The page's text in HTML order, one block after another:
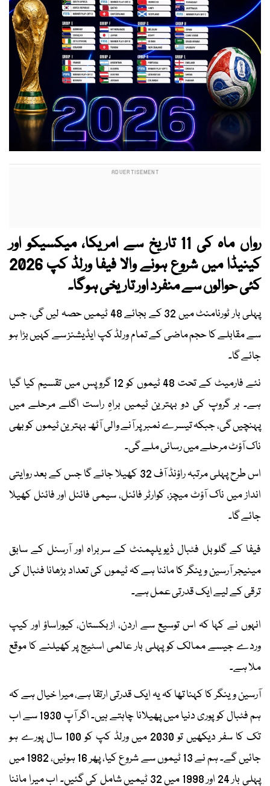
رواں ماہ کی 11 تاریخ سے امریکا، میکسیکو اور
کینیڈا میں شروع ہونے والا فیفا ورلڈ کپ 2026
کئی حوالوں سے منفرد اور تاریخی ہوگا۔
پہلی بار ٹورنامنٹ میں 32 کے بجائے 48 ٹیمیں حصہ لیں گی، جس
سے مقابلے کا حجم ماضی کے تمام ورلڈ کپ ایڈیشنز سے کہیں بڑا ہو
جائے گا۔
نئے فارمیٹ کے تحت 48 ٹیموں کو 12 گروپس میں تقسیم کیا گیا
ہے۔ ہر گروپ کی دو بہترین ٹیمیں براہِ راست اگلے مرحلے میں
پہنچیں گی، جبکہ تیسرے نمبر پر آنے والی آٹھ بہترین ٹیموں کو بھی
ناک آؤٹ مرحلے میں رسائی ملے گی۔
اس طرح پہلی مرتبہ راؤنڈ آف 32 کھیلا جائے گا جس کے بعد روایتی
انداز میں ناک آؤٹ میچز، کوارٹر فائنل، سیمی فائنل اور فائنل کھیلا
جائے گا۔
فیفا کے گلوبل فٹبال ڈیویلپمنٹ کے سربراہ اور آرسنل کے سابق
مینیجر آرسین وینگر کا ماننا ہے کہ ٹیموں کی تعداد بڑھانا فٹبال کی
ترقی کے لیے ایک قدرتی عمل ہے۔
انہوں نے کہا کہ اس توسیع سے اردن، ازبکستان، کیوراساؤ اور کیپ
وردے جیسے ممالک کو پہلی بار عالمی اسٹیج پر کھیلنے کا موقع
ملا ہے۔
آرسین وینگر کا کہنا تھا کہ یہ ایک قدرتی ارتقا ہے، میرا خیال ہے کہ
ہم فٹبال کو پوری دنیا میں پھیلانا چاہتے ہیں۔ اگر آپ 1930 سے اب
تک کا سفر دیکھیں تو 2030 میں ورلڈ کپ کو 100 سال پورے ہو
جائیں گے۔ ہم نے 13 ٹیموں سے شروع کیا، پھر 16 ہوئیں، 1982 میں
پہلی بار 24 اور 1998 میں 32 ٹیمیں شامل کی گئیں۔ اب میرا ماننا